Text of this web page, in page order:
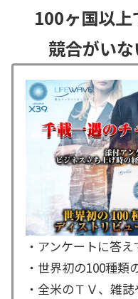
100ヶ国以上
競合がいな
・アンケートに答
・世界初の100種類
・全米のＴＶ、雑